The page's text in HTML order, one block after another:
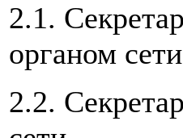
2.1.
органом
2.2.